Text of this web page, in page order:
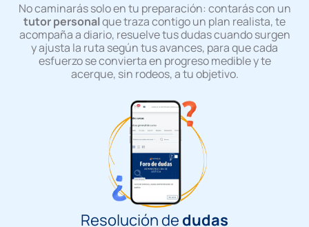
No caminarás solo en tu preparación: contarás con un
tutor personalque traza contigo un plan realista, te
acompaña a diario, resuelve tus dudas cuando surgen
y ajusta la ruta según tus avances, para que cada
esfuerzo se convierta en progreso medible y te
acerque, sin rodeos, a tu objetivo.
Resolución de dudas